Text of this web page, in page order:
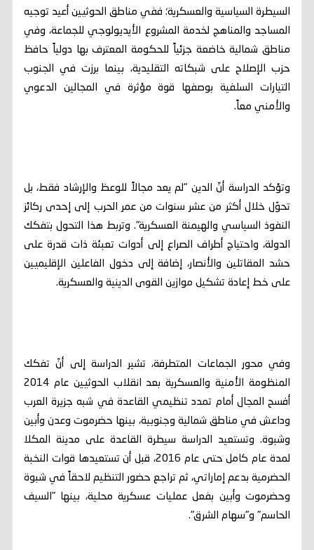
السيطرة السياسية والعسكرية؛ ففي مناطق الحوثيين أعيد توجيه
المساجد والمناهج لخدمة المشروع الأيديولوجي للجماعة، وفي
مناطق شمالية خاضعة جزئياً للحكومة المعترف بها دولياً حافظ
حزب الإصلاح على شبكاته التقليدية، بينما برزت في الجنوب
التيارات السلفية بوصفها قوة مؤثرة في المجالين الدعوي
والأمني معاً.
وتؤكد الدراسة أنّ الدين "لم يعد مجالاً للوعظ والإرشاد فقط، بل
تحوّل خلال أكثر من عشر سنوات من عمر الحرب إلى إحدى ركائز
النفوذ السياسي والهيمنة العسكرية". وتربط هذا التحول بتفكك
الدولة، واحتياج أطراف الصراع إلى أدوات تعبئة ذات قدرة على
حشد المقاتلين والأنصار، إضافة إلى دخول الفاعلين الإقليميين
على خط إعادة تشكيل موازين القوى الدينية والعسكرية.
وفي محور الجماعات المتطرفة، تشير الدراسة إلى أنّ تفكك
المنظومة الأمنية والعسكرية بعد انقلاب الحوثيين عام 2014
أفسح المجال أمام تمدد تنظيمي القاعدة في شبه جزيرة العرب
وداعش في مناطق شمالية وجنوبية، بينها حضرموت وعدن وأبين
وشبوة. وتستعيد الدراسة سيطرة القاعدة على مدينة المكلا
لمدة عام كامل حتى عام 2016، قبل أن تستعيدها قوات النخبة
الحضرمية بدعم إماراتي، ثم تراجع حضور التنظيم لاحقاً في شبوة
وحضرموت وأبين بفعل عمليات عسكرية محلية، بينها "السيف
الحاسم" و"سهام الشرق".